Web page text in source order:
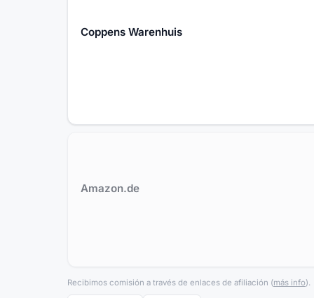
Coppens Warenhuis
Amazon.de
Recibimos comisión a través de enlaces de afiliación (más info).